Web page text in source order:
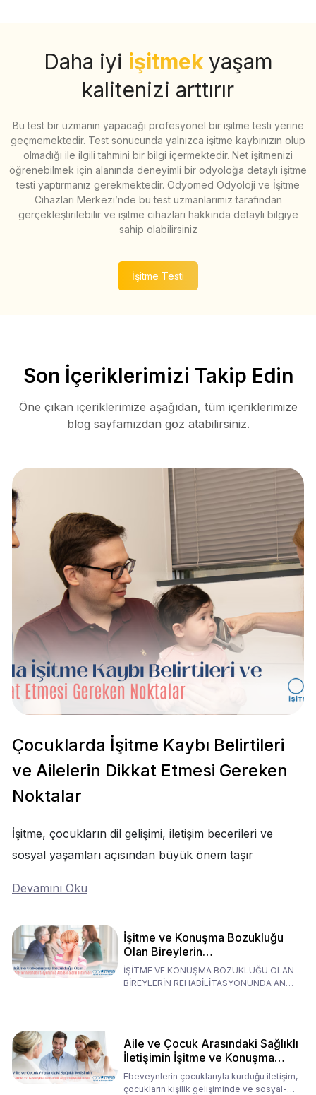
Daha iyi işitmek yaşam
kalitenizi arttırır
Bu test bir uzmanın yapacağı profesyonel bir işitme testi yerine
geçmemektedir. Test sonucunda yalnızca işitme kaybınızın olup
olmadığı ile ilgili tahmini bir bilgi içermektedir. Net işitmenizi
öğrenebilmek için alanında deneyimli bir odyoloğa detaylı işitme
testi yaptırmanız gerekmektedir. Odyomed Odyoloji ve İşitme
Cihazları Merkezi’nde bu test uzmanlarımız tarafından
gerçekleştirilebilir ve işitme cihazları hakkında detaylı bilgiye
sahip olabilirsiniz
İşitme Testi
Son İçeriklerimizi Takip Edin
Öne çıkan içeriklerimize aşağıdan, tüm içeriklerimize
blog sayfamızdan göz atabilirsiniz.
Çocuklarda İşitme Kaybı Belirtileri
ve Ailelerin Dikkat Etmesi Gereken
Noktalar
İşitme, çocukların dil gelişimi, iletişim becerileri ve
sosyal yaşamları açısından büyük önem taşır
Devamını Oku
İşitme ve Konuşma Bozukluğu
Olan Bireylerin
Rehabilitasyonunda Ana
Babaların Tutumları
İŞİTME VE KONUŞMA BOZUKLUĞU OLAN
BİREYLERİN REHABİLİTASYONUNDA ANA
Aile ve Çocuk Arasındaki Sağlıklı
İletişimin İşitme ve Konuşma
Rehabilitasyonundaki Rolü
Ebeveynlerin çocuklarıyla kurduğu iletişim,
çocukların kişilik gelişiminde ve sosyal-